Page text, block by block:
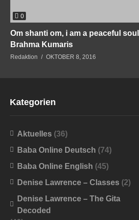
0
Om shanti om, i am a peaceful
Brahma Kumaris
Redaktion OKTOBER 8, 2016
Kategorien
Aktuelles (36)
Baba Online Deutsch (74)
Baba Online English (45)
Denise Lawrence – Classes (2)
Denise Lawrence – The Gita
Decoded